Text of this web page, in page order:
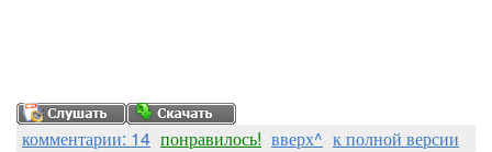
комментарии: 14 понравилось! вверх^ к полной версии